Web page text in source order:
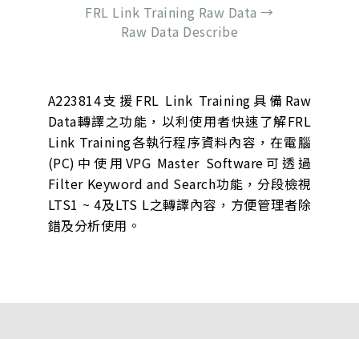
FRL Link Training Raw Data →
Raw Data Describe
A223814支援FRL Link Training具備Raw
Data轉譯之功能，以利使用者快速了解FRL
Link Training各執行程序資料內容，在電腦
(PC)中使用VPG Master Software可透過
Filter Keyword and Search功能，分段檢視
LTS1 ~ 4及LTS L之轉譯內容，方便管理者除
錯及分析使用。